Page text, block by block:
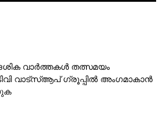
വാര്‍ത്തകള്‍ തത്സമയം
വാട്‌സ്ആപ് ഗ്രൂപ്പില്‍ അംഗമാകാന്‍